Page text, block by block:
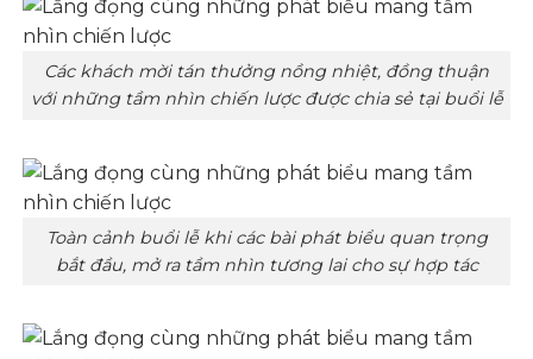
Các khách mời tán thưởng nồng nhiệt, đồng thuận
với những tầm nhìn chiến lược được chia sẻ tại buổi lễ
Toàn cảnh buổi lễ khi các bài phát biểu quan trọng
bắt đầu, mở ra tầm nhìn tương lai cho sự hợp tác